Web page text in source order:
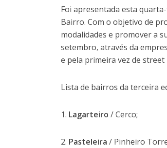
Foi apresentada esta
Bairro. Com o objetivo de
modalidades e promover a
setembro, através da
e pela primeira vez de
Lista de bairros da terceira
1. Lagarteiro / Cerco;
2. Pasteleira / Pinheiro